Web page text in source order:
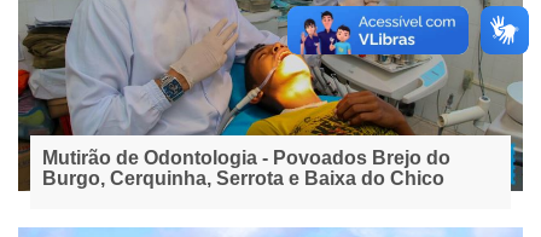
Mutirão de Odontologia - Povoados Brejo do
Burgo, Cerquinha, Serrota e Baixa do Chico